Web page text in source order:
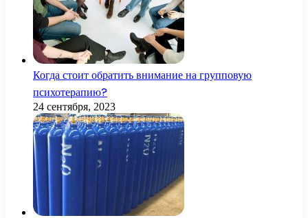
Когда стоит обратить внимание на групповую
психотерапию?
24 сентября, 2023